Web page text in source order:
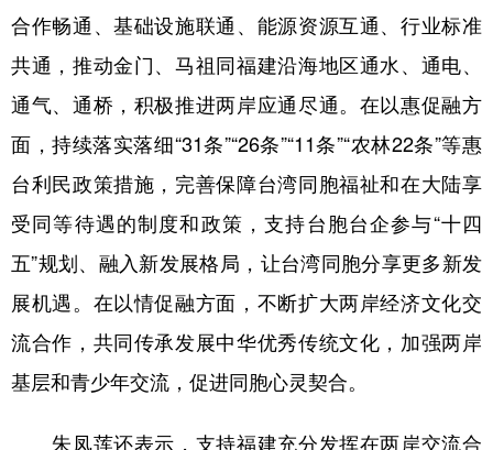
合作畅通、基础设施联通、能源资源互通、行业标准
共通，推动金门、马祖同福建沿海地区通水、通电、
通气、通桥，积极推进两岸应通尽通。在以惠促融方
面，持续落实落细“31条”“26条”“11条”“农林22条”等惠
台利民政策措施，完善保障台湾同胞福祉和在大陆享
受同等待遇的制度和政策，支持台胞台企参与“十四
五”规划、融入新发展格局，让台湾同胞分享更多新发
展机遇。在以情促融方面，不断扩大两岸经济文化交
流合作，共同传承发展中华优秀传统文化，加强两岸
基层和青少年交流，促进同胞心灵契合。
朱凤莲还表示，支持福建充分发挥在两岸交流合